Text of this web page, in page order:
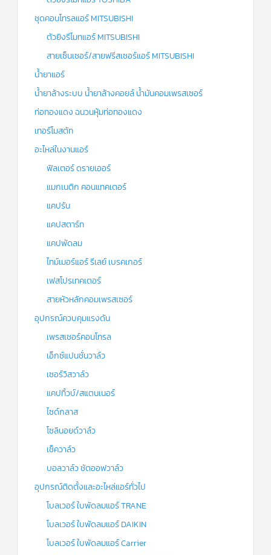
ชุดคอนโทรลแอร์ MITSUBISHI
ตัวยิงรีโมทแอร์ MITSUBISHI
สายเซ็นเซอร์/สายฟรีสเซอร์แอร์ MITSUBISHI
น้ำยาแอร์
น้ำยาล้างระบบ น้ำยาล้างคอยล์ น้ำมันคอมเพรสเซอร์
ท่อทองแดง ฉนวนหุ้มท่อทองแดง
เทอร์โมสตัท
อะไหล่ในงานแอร์
ฟิลเตอร์ ดรายเออร์
แมกเนติก คอนแทคเตอร์
แคปรัน
แคปสตาร์ท
แคปพัดลม
ไทม์เมอร์แอร์ รีเลย์ เบรคเกอร์
เฟสโปรเทคเตอร์
สายหัวหลักคอมเพรสเซอร์
อุปกรณ์ควบคุมแรงดัน
เพรสเชอร์คอนโทรล
เอ็กซ์แปนชั่นวาล์ว
เซอร์วิสวาล์ว
แคปทิ้วบ์/สแตนเนอร์
ไซด์กลาส
โซลินอยด์วาล์ว
เช็ควาล์ว
บอลวาล์ว ชัตออฟวาล์ว
อุปกรณ์ติดตั้งและอะไหล่แอร์ทั่วไป
โบลเวอร์ ใบพัดลมแอร์ TRANE
โบลเวอร์ ใบพัดลมแอร์ DAIKIN
โบลเวอร์ ใบพัดลมแอร์ Carrier